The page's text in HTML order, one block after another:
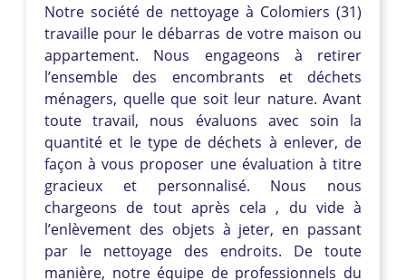
Notre société de nettoyage à Colomiers (31)
travaille pour le débarras de votre maison ou
appartement. Nous engageons à retirer
l’ensemble des encombrants et déchets
ménagers, quelle que soit leur nature. Avant
toute travail, nous évaluons avec soin la
quantité et le type de déchets à enlever, de
façon à vous proposer une évaluation à titre
gracieux et personnalisé. Nous nous
chargeons de tout après cela , du vide à
l’enlèvement des objets à jeter, en passant
par le nettoyage des endroits. De toute
manière, notre équipe de professionnels du